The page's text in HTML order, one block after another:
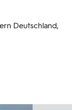
Deutschland,